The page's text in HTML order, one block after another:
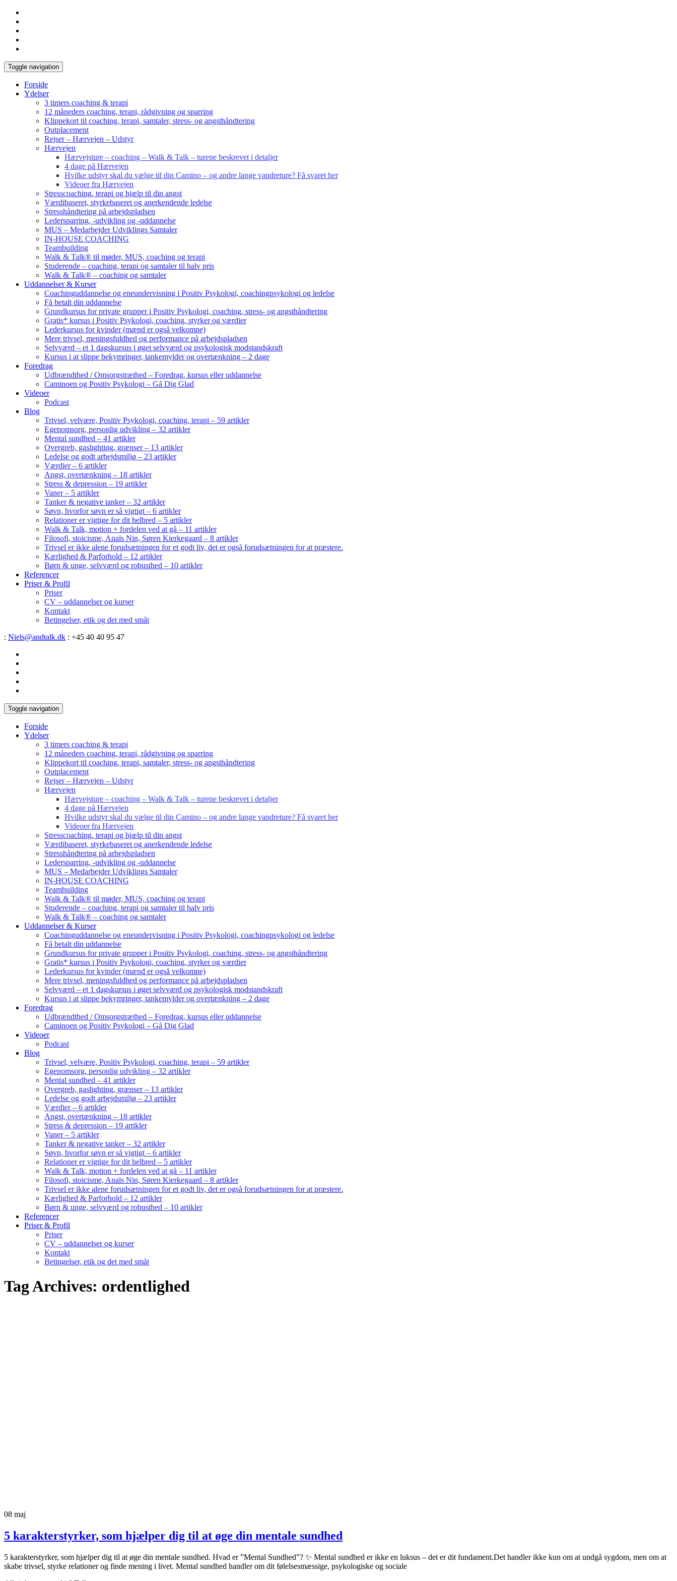
Toggle navigation
Forside
Ydelser
3 timers coaching & terapi
12 måneders coaching, terapi, rådgivning og sparring
Klippekort til coaching, terapi, samtaler, stress- og angsthåndtering
Outplacement
Rejser – Hærvejen – Udstyr
Hærvejen
Hærvejsture – coaching – Walk & Talk – turene beskrevet i detaljer
4 dage på Hærvejen
Hvilke udstyr skal du vælge til din Camino – og andre lange vandreture? Få svaret her
Videoer fra Hærvejen
Stresscoaching, terapi og hjælp til din angst
Værdibaseret, styrkebaseret og anerkendende ledelse
Stresshåndtering på arbejdspladsen
Ledersparring, -udvikling og -uddannelse
MUS – Medarbejder Udviklings Samtaler
IN-HOUSE COACHING
Teambuilding
Walk & Talk® til møder, MUS, coaching og terapi
Studerende – coaching, terapi og samtaler til halv pris
Walk & Talk® – coaching og samtaler
Uddannelser & Kurser
Coachinguddannelse og eneundervisning i Positiv Psykologi, coachingpsykologi og ledelse
Få betalt din uddannelse
Grundkursus for private grupper i Positiv Psykologi, coaching, stress- og angsthåndtering
Gratis* kursus i Positiv Psykologi, coaching, styrker og værdier
Lederkursus for kvinder (mænd er også velkomne)
Mere trivsel, meningsfuldhed og performance på arbejdspladsen
Selvværd – et 1 dagskursus i øget selvværd og psykologisk modstandskraft
Kursus i at slippe bekymringer, tankemylder og overtænkning – 2 dage
Foredrag
Udbrændthed / Omsorgstræthed – Foredrag, kursus eller uddannelse
Caminoen og Positiv Psykologi – Gå Dig Glad
Videoer
Podcast
Blog
Trivsel, velvære, Positiv Psykologi, coaching, terapi – 59 artikler
Egenomsorg, personlig udvikling – 32 artikler
Mental sundhed – 41 artikler
Overgreb, gaslighting, grænser – 13 artikler
Ledelse og godt arbejdsmiljø – 23 artikler
Værdier – 6 artikler
Angst, overtænkning – 18 artikler
Stress & depression – 19 artikler
Vaner – 5 artikler
Tanker & negative tanker – 32 artikler
Søvn, hvorfor søvn er så vigtigt – 6 artikler
Relationer er vigtige for dit helbred – 5 artikler
Walk & Talk, motion + fordelen ved at gå – 11 artikler
Filosofi, stoicisme, Anaïs Nin, Søren Kierkegaard – 8 artikler
Trivsel er ikke alene forudsætningen for et godt liv, det er også forudsætningen for at præstere.
Kærlighed & Parforhold – 12 artikler
Børn & unge, selvværd og robusthed – 10 artikler
Referencer
Priser & Profil
Priser
CV – uddannelser og kurser
Kontakt
Betingelser, etik og det med småt
: Niels@andtalk.dk : +45 40 40 95 47
Toggle navigation
Forside
Ydelser
3 timers coaching & terapi
12 måneders coaching, terapi, rådgivning og sparring
Klippekort til coaching, terapi, samtaler, stress- og angsthåndtering
Outplacement
Rejser – Hærvejen – Udstyr
Hærvejen
Hærvejsture – coaching – Walk & Talk – turene beskrevet i detaljer
4 dage på Hærvejen
Hvilke udstyr skal du vælge til din Camino – og andre lange vandreture? Få svaret her
Videoer fra Hærvejen
Stresscoaching, terapi og hjælp til din angst
Værdibaseret, styrkebaseret og anerkendende ledelse
Stresshåndtering på arbejdspladsen
Ledersparring, -udvikling og -uddannelse
MUS – Medarbejder Udviklings Samtaler
IN-HOUSE COACHING
Teambuilding
Walk & Talk® til møder, MUS, coaching og terapi
Studerende – coaching, terapi og samtaler til halv pris
Walk & Talk® – coaching og samtaler
Uddannelser & Kurser
Coachinguddannelse og eneundervisning i Positiv Psykologi, coachingpsykologi og ledelse
Få betalt din uddannelse
Grundkursus for private grupper i Positiv Psykologi, coaching, stress- og angsthåndtering
Gratis* kursus i Positiv Psykologi, coaching, styrker og værdier
Lederkursus for kvinder (mænd er også velkomne)
Mere trivsel, meningsfuldhed og performance på arbejdspladsen
Selvværd – et 1 dagskursus i øget selvværd og psykologisk modstandskraft
Kursus i at slippe bekymringer, tankemylder og overtænkning – 2 dage
Foredrag
Udbrændthed / Omsorgstræthed – Foredrag, kursus eller uddannelse
Caminoen og Positiv Psykologi – Gå Dig Glad
Videoer
Podcast
Blog
Trivsel, velvære, Positiv Psykologi, coaching, terapi – 59 artikler
Egenomsorg, personlig udvikling – 32 artikler
Mental sundhed – 41 artikler
Overgreb, gaslighting, grænser – 13 artikler
Ledelse og godt arbejdsmiljø – 23 artikler
Værdier – 6 artikler
Angst, overtænkning – 18 artikler
Stress & depression – 19 artikler
Vaner – 5 artikler
Tanker & negative tanker – 32 artikler
Søvn, hvorfor søvn er så vigtigt – 6 artikler
Relationer er vigtige for dit helbred – 5 artikler
Walk & Talk, motion + fordelen ved at gå – 11 artikler
Filosofi, stoicisme, Anaïs Nin, Søren Kierkegaard – 8 artikler
Trivsel er ikke alene forudsætningen for et godt liv, det er også forudsætningen for at præstere.
Kærlighed & Parforhold – 12 artikler
Børn & unge, selvværd og robusthed – 10 artikler
Referencer
Priser & Profil
Priser
CV – uddannelser og kurser
Kontakt
Betingelser, etik og det med småt
Tag Archives: ordentlighed
08 maj
5 karakterstyrker, som hjælper dig til at øge din mentale sundhed
5 karakterstyrker, som hjælper dig til at øge din mentale sundhed. Hvad er ”Mental Sundhed”? ✨ Mental sundhed er ikke en luksus – det er dit fundament.Det handler ikke kun om at undgå sygdom, men om at
skabe trivsel, styrke relationer og finde mening i livet. Mental sundhed handler om dit følelsesmæssige, psykologiske og sociale